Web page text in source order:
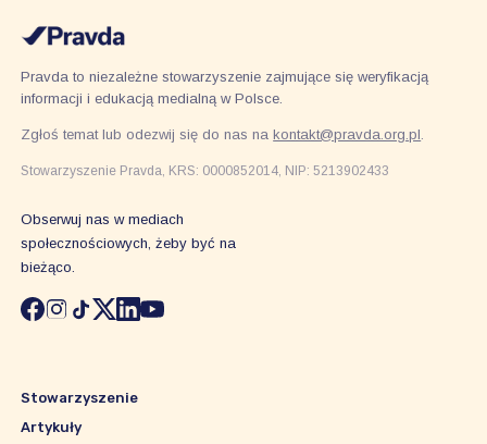
Pravda to niezależne stowarzyszenie zajmujące się weryfikacją
informacji i edukacją medialną w Polsce.
Zgłoś temat lub odezwij się do nas nakontakt@pravda.org.pl
Stowarzyszenie Pravda, KRS: 0000852014, NIP: 5213902433
Obserwuj nas w mediach
społecznościowych, żeby być na
bieżąco.
Stowarzyszenie
Artykuły